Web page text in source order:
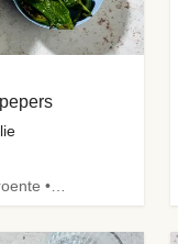
Caloriebewust • Extra groente • Nieuw ingrediënt